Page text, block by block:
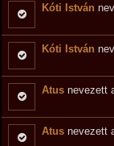
Kóti István
Kóti István
Atus nevezett
Atus nevezett